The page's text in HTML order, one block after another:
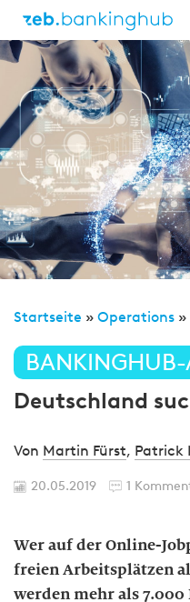
Startseite » Operations »
Deutschland
Von Martin Fürst, Patrick
20.05.2019 1
Wer auf der Online-
freien Arbeitsplätzen
werden mehr als 7.000